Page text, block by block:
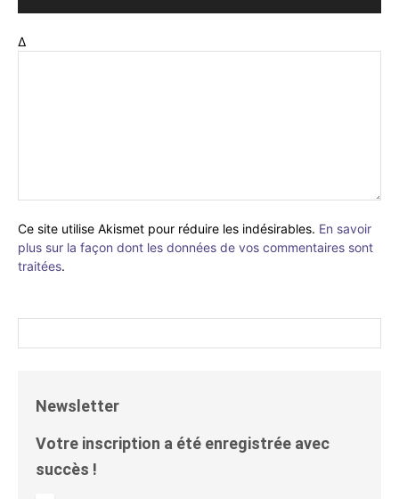
Δ
Ce site utilise Akismet pour réduire les indésirables. En savoir
plus sur la façon dont les données de vos commentaires sont
traitées.
Newsletter
Votre inscription a été enregistrée avec
succès !